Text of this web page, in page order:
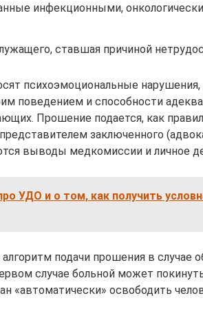
инфекционными,
ставшая причиной
психоэмоциональные
поведением и способности
Прошение подается, как
заключенного
выводы медкомиссии и личное
УДО и о том, как получить
подачи прошения в случае
случае больной может
«автоматически» освободить